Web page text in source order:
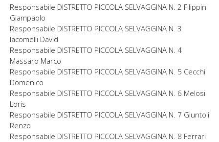
Responsabile DISTRETTO PICCOLA SELVAGGINA N. 2 Filippini
Giampaolo
Responsabile DISTRETTO PICCOLA SELVAGGINA N. 3
Iacomelli David
Responsabile DISTRETTO PICCOLA SELVAGGINA N. 4
Massaro Marco
Responsabile DISTRETTO PICCOLA SELVAGGINA N. 5 Cecchi
Domenico
Responsabile DISTRETTO PICCOLA SELVAGGINA N. 6 Melosi
Loris
Responsabile DISTRETTO PICCOLA SELVAGGINA N. 7 Giuntoli
Renzo
Responsabile DISTRETTO PICCOLA SELVAGGINA N. 8 Ferrari